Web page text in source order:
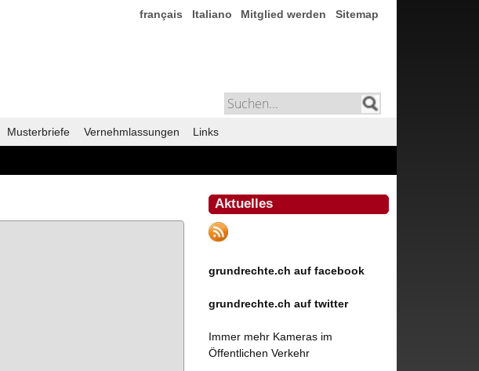
français Italiano Mitglied werden Sitemap
Musterbriefe Vernehmlassungen Links
Aktuelles
grundrechte.ch auf facebook
grundrechte.ch auf twitter
Immer mehr Kameras im
Öffentlichen Verkehr